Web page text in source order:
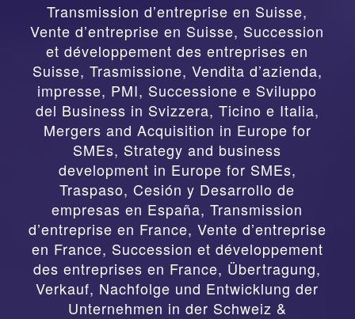
Transmission d’entreprise en Suisse,
Vente d’entreprise en Suisse, Succession
et développement des entreprises en
Suisse, Trasmissione, Vendita d’azienda,
impresse, PMI, Successione e Sviluppo
del Business in Svizzera, Ticino e Italia,
Mergers and Acquisition in Europe for
SMEs, Strategy and business
development in Europe for SMEs,
Traspaso, Cesión y Desarrollo de
empresas en España,Transmission
d’entreprise en France, Vente d’entreprise
en France, Succession et développement
des entreprises en France, Übertragung,
Verkauf, Nachfolge und Entwicklung der
Unternehmen in der Schweiz &